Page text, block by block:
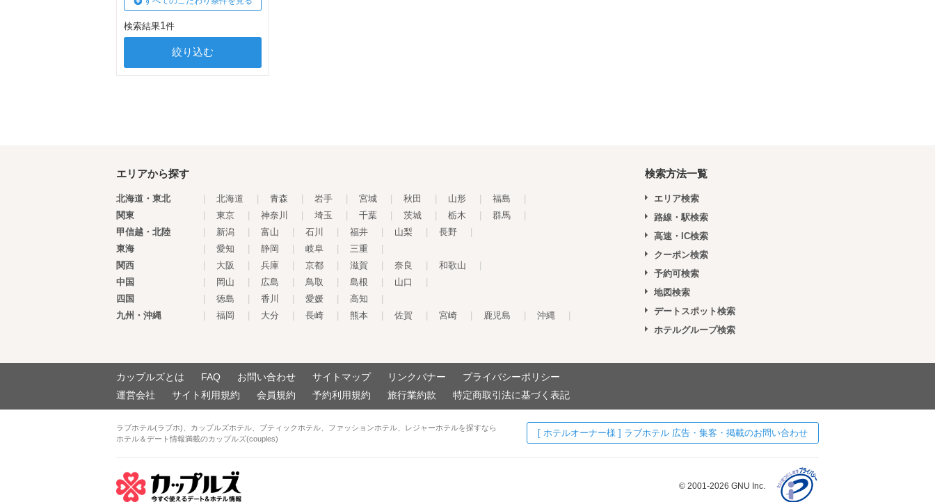
検索結果1件
エリアから探す
北海道・東北 北海道 青森 岩手 宮城 秋田 山形 福島
関東
東京 神奈川 埼玉 千葉 茨城 栃木 群馬
甲信越・北陸
新潟 富山 石川 福井 山梨 長野
東海
愛知 静岡 岐阜 三重
関西
大阪 兵庫 京都 滋賀 奈良 和歌山
中国
岡山 広島 鳥取 島根 山口
四国
徳島 香川 愛媛 高知
九州・沖縄
福岡 大分 長崎 熊本 佐賀 宮崎 鹿児島 沖縄
検索方法一覧
エリア検索
路線・駅検索
高速・IC検索
クーポン検索
予約可検索
地図検索
デートスポット検索
ホテルグループ検索
カップルズとは FAQ お問い合わせ サイトマップ リンクバナー
プライバシーポリシー
運営会社
サイト利用規約 会員規約 予約利用規約 旅行業約款 特定商取引法に基づく表記
ラブホテル(ラブホ)、カップルズホテル、ブティックホテル、ファッションホテル、レジャーホテルを探すなら
ホテル＆デート情報満載のカップルズ(couples)
[ ホテルオーナー様 ] ラブホテル 広告・集客・掲載のお問い合わせ
© 2001-2026 GNU Inc.